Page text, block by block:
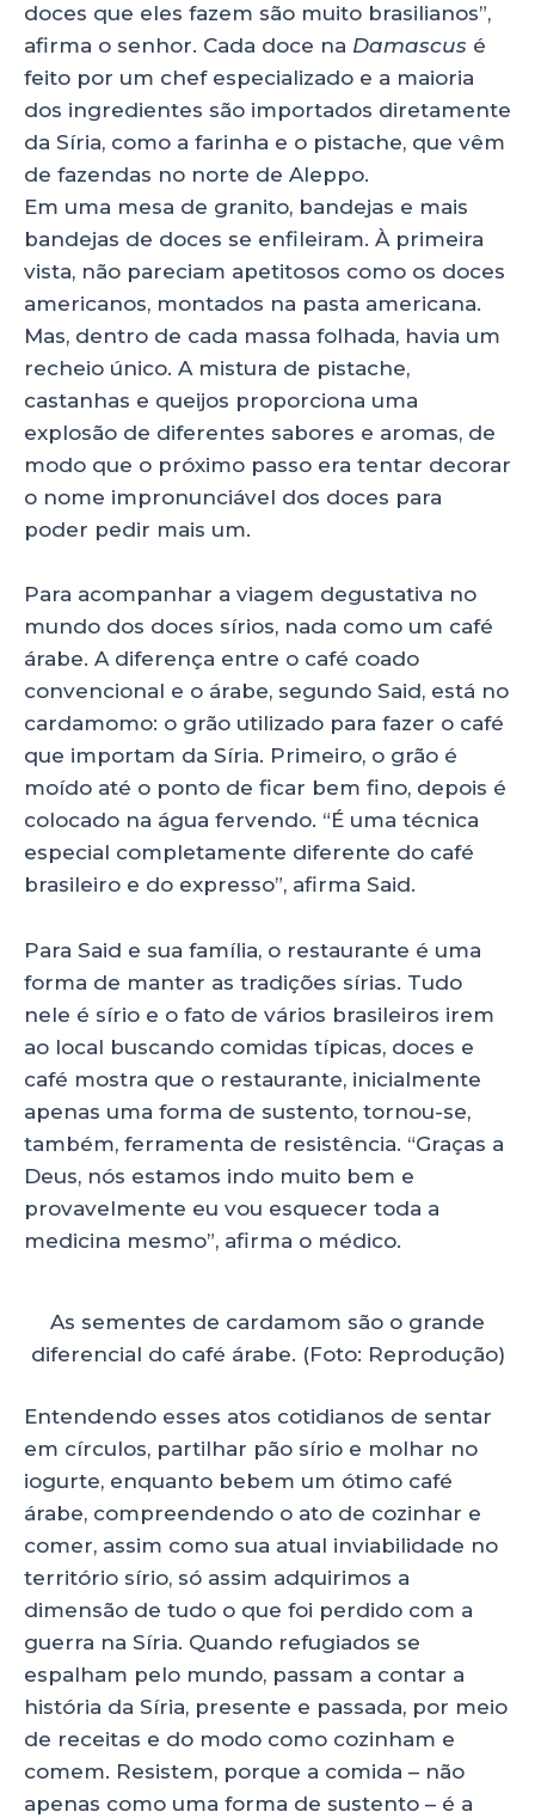
doces que eles fazem são muito brasilianos”,
afirma o senhor. Cada doce na Damascus é
feito por um chef especializado e a maioria
dos ingredientes são importados diretamente
da Síria, como a farinha e o pistache, que vêm
de fazendas no norte de Aleppo.
Em uma mesa de granito, bandejas e mais
bandejas de doces se enfileiram. À primeira
vista, não pareciam apetitosos como os doces
americanos, montados na pasta americana.
Mas, dentro de cada massa folhada, havia um
recheio único. A mistura de pistache,
castanhas e queijos proporciona uma
explosão de diferentes sabores e aromas, de
modo que o próximo passo era tentar decorar
o nome impronunciável dos doces para
poder pedir mais um.
Para acompanhar a viagem degustativa no
mundo dos doces sírios, nada como um café
árabe. A diferença entre o café coado
convencional e o árabe, segundo Said, está no
cardamomo: o grão utilizado para fazer o café
que importam da Síria. Primeiro, o grão é
moído até o ponto de ficar bem fino, depois é
colocado na água fervendo. “É uma técnica
especial completamente diferente do café
brasileiro e do expresso”, afirma Said.
Para Said e sua família, o restaurante é uma
forma de manter as tradições sírias. Tudo
nele é sírio e o fato de vários brasileiros irem
ao local buscando comidas típicas, doces e
café mostra que o restaurante, inicialmente
apenas uma forma de sustento, tornou-se,
também, ferramenta de resistência. “Graças a
Deus, nós estamos indo muito bem e
provavelmente eu vou esquecer toda a
medicina mesmo”, afirma o médico.
As sementes de cardamom são o grande
diferencial do café árabe. (Foto: Reprodução)
Entendendo esses atos cotidianos de sentar
em círculos, partilhar pão sírio e molhar no
iogurte, enquanto bebem um ótimo café
árabe, compreendendo o ato de cozinhar e
comer, assim como sua atual inviabilidade no
território sírio, só assim adquirimos a
dimensão de tudo o que foi perdido com a
guerra na Síria. Quando refugiados se
espalham pelo mundo, passam a contar a
história da Síria, presente e passada, por meio
de receitas e do modo como cozinham e
comem. Resistem, porque a comida – não
apenas como uma forma de sustento – é a